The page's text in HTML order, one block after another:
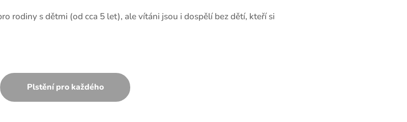
rodiny s dětmi (od cca 5 let), ale vítáni jsou i dospělí bez dětí, kteří si
Plstění pro každého